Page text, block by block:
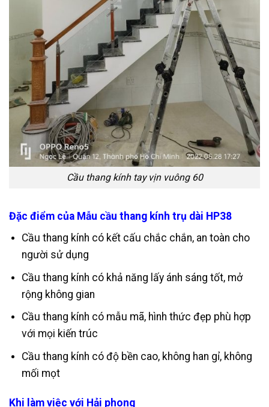
Cầu thang kính tay vịn vuông 60
Đặc điểm của Mẫu cầu thang kính trụ dài HP38
Cầu thang kính có kết cấu chắc chắn, an toàn cho
người sử dụng
Cầu thang kính có khả năng lấy ánh sáng tốt, mở
rộng không gian
Cầu thang kính có mẫu mã, hình thức đẹp phù hợp
với mọi kiến trúc
Cầu thang kính có độ bền cao, không han gỉ, không
mối mọt
Khi làm việc với Hải phong